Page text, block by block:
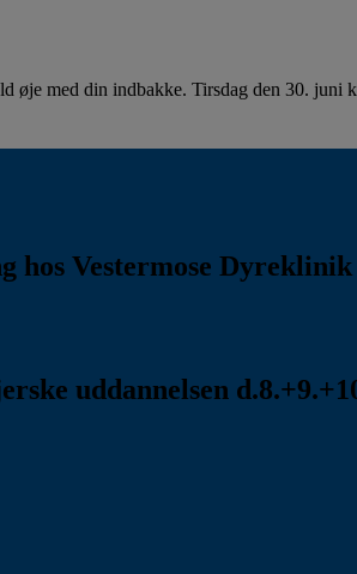
øje med din indbakke. Tirsdag den 30.
Vestermose
uddannelsen